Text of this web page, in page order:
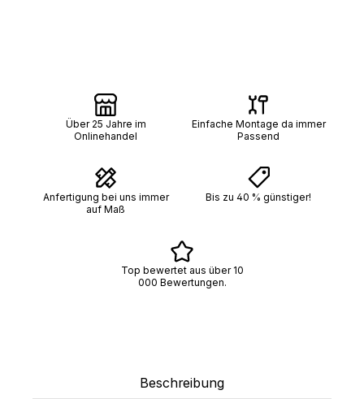
Über 25 Jahre im
Onlinehandel
Einfache Montage da immer
Passend
Anfertigung bei uns immer
auf Maß
Bis zu 40 % günstiger!
Top bewertet aus über 10
000 Bewertungen.
Beschreibung